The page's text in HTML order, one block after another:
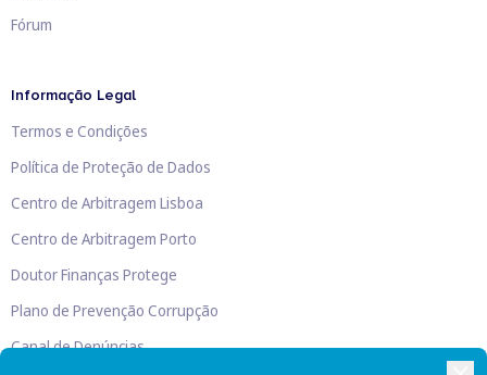
Fórum
Informação Legal
Termos e Condições
Política de Proteção de Dados
Centro de Arbitragem Lisboa
Centro de Arbitragem Porto
Doutor Finanças Protege
Plano de Prevenção Corrupção
Canal de Denúncias